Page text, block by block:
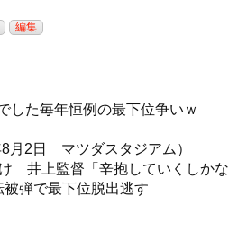
した毎年恒例の最下位争いｗ
月2日 マツダスタジアム）
井上監督「辛抱していくしかな
弾で最下位脱出逃す